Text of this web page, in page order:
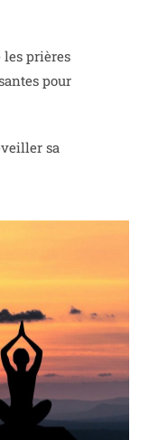
prières
pour
sa